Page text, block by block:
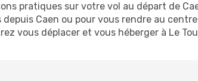
pratiques sur votre vol au départ de
depuis Caen ou pour vous rendre au
vous déplacer et vous héberger à Le